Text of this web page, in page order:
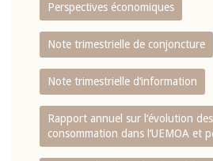
Perspectives économiques
Note trimestrielle de conjoncture
Note trimestrielle d‘information
Rapport annuel sur l‘évolution
consommation dans l‘UEMOA et